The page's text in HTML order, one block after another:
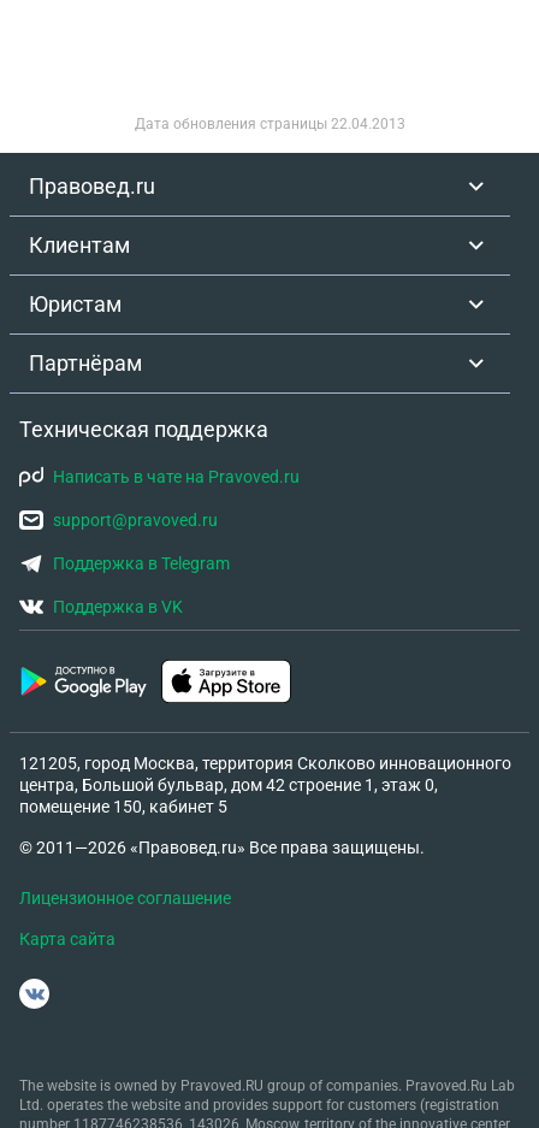
Дата обновления страницы 22.04.2013
Правовед.ru
Клиентам
Юристам
Партнёрам
Техническая поддержка
Написать в чате на Pravoved.ru
support@pravoved.ru
Поддержка в Telegram
Поддержка в VK
121205, город Москва, территория Сколково инновационного
центра, Большой бульвар, дом 42 строение 1, этаж 0,
помещение 150, кабинет 5
© 2011—2026 «Правовед.ru» Все права защищены.
Лицензионное соглашение
Карта сайта
The website is owned by Pravoved.RU group of companies. Pravoved.Ru Lab
Ltd. operates the website and provides support for customers (registration
number 1187746238536, 143026, Moscow, territory of the innovative center